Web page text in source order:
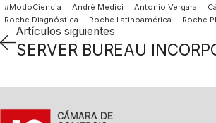
#ModoCiencia André Medici Antonio Vergara
Roche Diagnóstica
Roche Latinoamérica Roche
Artículos siguientes